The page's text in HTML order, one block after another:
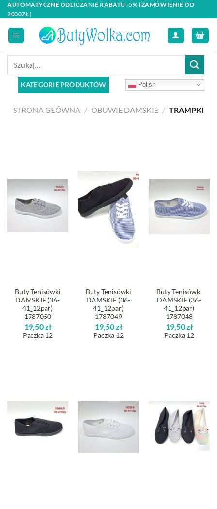
Skip
to
content
AUTOMATYCZNE ODLICZANIE RABATU -5% (ZAMÓWIENIE OD
2000ZŁ)
KATEGORIE PRODUKTÓW Polish
STRONA GŁÓWNA / OBUWIE DAMSKIE / TRAMPKI
Buty Tenisówki
DAMSKIE (36-
41_12par)
1787050
19,50zł
Paczka 12
Buty Tenisówki
DAMSKIE (36-
41_12par)
1787049
19,50zł
Paczka 12
Buty Tenisówki
DAMSKIE (36-
41_12par)
1787048
19,50zł
Paczka 12